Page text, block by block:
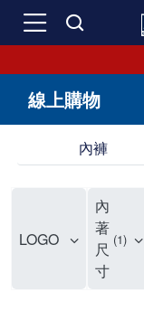
線上購物
內褲
LOGO
內
著
尺
寸
1